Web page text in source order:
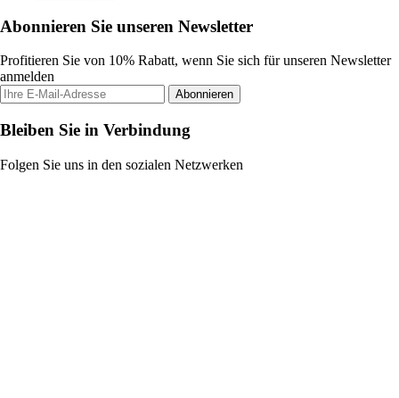
Abonnieren Sie unseren Newsletter
Profitieren Sie von 10% Rabatt, wenn Sie sich für unseren Newsletter
anmelden
Abonnieren
Bleiben Sie in Verbindung
Folgen Sie uns in den sozialen Netzwerken